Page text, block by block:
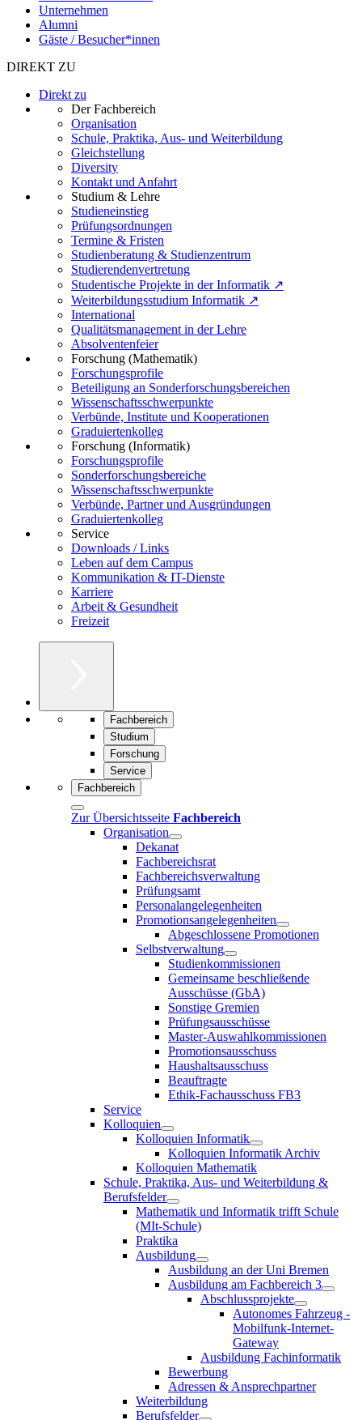
Unternehmen
Alumni
Gäste / Besucher*innen
DIREKT ZU
Direkt zu
Der Fachbereich
Organisation
Schule, Praktika, Aus- und Weiterbildung
Gleichstellung
Diversity
Kontakt und Anfahrt
Studium & Lehre
Studieneinstieg
Prüfungsordnungen
Termine & Fristen
Studienberatung & Studienzentrum
Studierendenvertretung
Studentische Projekte in der Informatik ↗
Weiterbildungsstudium Informatik ↗
International
Qualitätsmanagement in der Lehre
Absolventenfeier
Forschung (Mathematik)
Forschungsprofile
Beteiligung an Sonderforschungsbereichen
Wissenschaftsschwerpunkte
Verbünde, Institute und Kooperationen
Graduiertenkolleg
Forschung (Informatik)
Forschungsprofile
Sonderforschungsbereiche
Wissenschaftsschwerpunkte
Verbünde, Partner und Ausgründungen
Graduiertenkolleg
Service
Downloads / Links
Leben auf dem Campus
Kommunikation & IT-Dienste
Karriere
Arbeit & Gesundheit
Freizeit
Fachbereich
Studium
Forschung
Service
Fachbereich
Zur Übersichtsseite Fachbereich
Organisation
Dekanat
Fachbereichsrat
Fachbereichsverwaltung
Prüfungsamt
Personalangelegenheiten
Promotionsangelegenheiten
Abgeschlossene Promotionen
Selbstverwaltung
Studienkommissionen
Gemeinsame beschließende
Ausschüsse (GbA)
Sonstige Gremien
Prüfungsausschüsse
Master-Auswahlkommissionen
Promotionsausschuss
Haushaltsausschuss
Beauftragte
Ethik-Fachausschuss FB3
Service
Kolloquien
Kolloquien Informatik
Kolloquien Informatik Archiv
Kolloquien Mathematik
Schule, Praktika, Aus- und Weiterbildung &
Berufsfelder
Mathematik und Informatik trifft Schule
(MIt-Schule)
Praktika
Ausbildung
Ausbildung an der Uni Bremen
Ausbildung am Fachbereich 3
Abschlussprojekte
Autonomes Fahrzeug -
Mobilfunk-Internet-
Gateway
Ausbildung Fachinformatik
Bewerbung
Adressen & Ansprechpartner
Weiterbildung
Berufsfelder